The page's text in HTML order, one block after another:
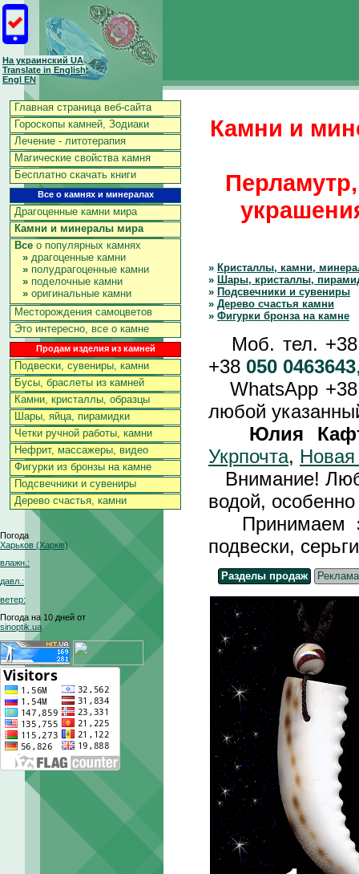
На украинский UA
Translate in English
Engl EN
Главная страница веб-сайта
Гороскопы камней, Зодиаки
Лечение - литотерапия
Магические свойства камня
Бесплатно скачать книги
Все о камнях и минералах
Драгоценные камни мира
Камни и минералы мира
Все о популярных камнях
» драгоценные камни
» полудрагоценные камни
» поделочные камни
» оригинальные камни
Месторождения самоцветов
Это интересно, все о камне
Продам изделия из камней
Подвески, сувениры, камни
Бусы, браслеты из камней
Камни, кристаллы, образцы
Шары, яйца, пирамидки
Четки ручной работы, камни
Нефрит, массажеры, видео
Фигурки из бронзы на камне
Подсвечники и сувениры
Дерево счастья, камни
Камни и
» Кристаллы, камни,
» Шары, кристаллы,
» Подсвечники и сувениры
» Дерево счастья камни
» Фигурки бронза на камне
Моб. тел.
+38 050 0463643
WhatsApp
любой
Юлия
Укрпочта, Новая
Внимание!
водой,
Принимаем
подвески,
Разделы продаж Реклама
Погода
Харьков (Харків)
влажн.:
давл.:
ветер:
Погода на 10 дней от
sinoptik.ua